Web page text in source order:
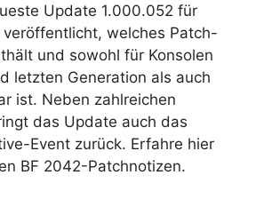
Update 1.000.052 für
veröffentlicht, welches Patch-
und sowohl für Konsolen
letzten Generation als auch
ist. Neben zahlreichen
das Update auch das
Event zurück. Erfahre hier
BF 2042-Patchnotizen.